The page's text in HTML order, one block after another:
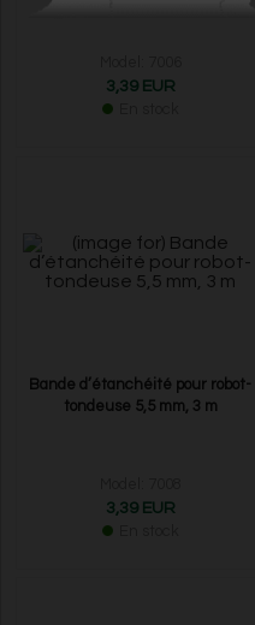
3,39 EUR
Bande d’étanchéité pour robot-
tondeuse 5,5 mm, 3 m
3,39 EUR